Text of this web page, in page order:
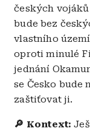
českých
bude bez
vlastního
oproti minulé
jednání
se Česko bude
zaštiťovat ji.
🔎 Kontext: